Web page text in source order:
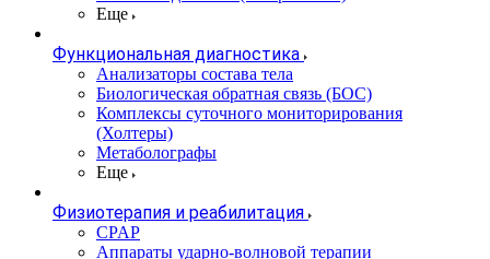
Еще
Функциональная диагностика
Анализаторы состава тела
Биологическая обратная связь (БОС)
Комплексы суточного мониторирования
(Холтеры)
Метаболографы
Еще
Физиотерапия и реабилитация
CPAP
Аппараты ударно-волновой терапии